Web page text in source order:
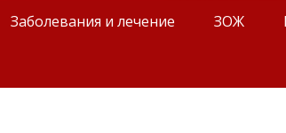
Заболевания и лечение ЗОЖ